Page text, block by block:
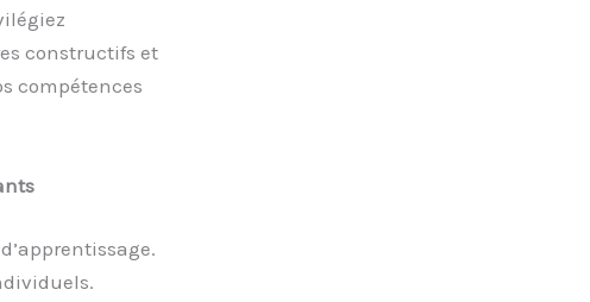
constructifs et
compétences